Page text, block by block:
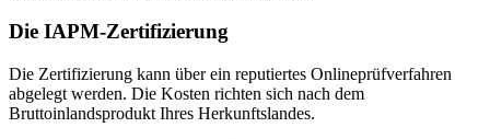
Die IAPM-Zertifizierung
Die Zertifizierung kann über ein reputiertes Onlineprüfverfahren
abgelegt werden. Die Kosten richten sich nach dem
Bruttoinlandsprodukt Ihres Herkunftslandes.